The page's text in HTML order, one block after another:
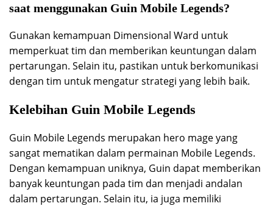
saat menggunakan Guin Mobile Legends?
Gunakan kemampuan Dimensional Ward untuk
memperkuat tim dan memberikan keuntungan dalam
pertarungan. Selain itu, pastikan untuk berkomunikasi
dengan tim untuk mengatur strategi yang lebih baik.
Kelebihan Guin Mobile Legends
Guin Mobile Legends merupakan hero mage yang
sangat mematikan dalam permainan Mobile Legends.
Dengan kemampuan uniknya, Guin dapat memberikan
banyak keuntungan pada tim dan menjadi andalan
dalam pertarungan. Selain itu, ia juga memiliki